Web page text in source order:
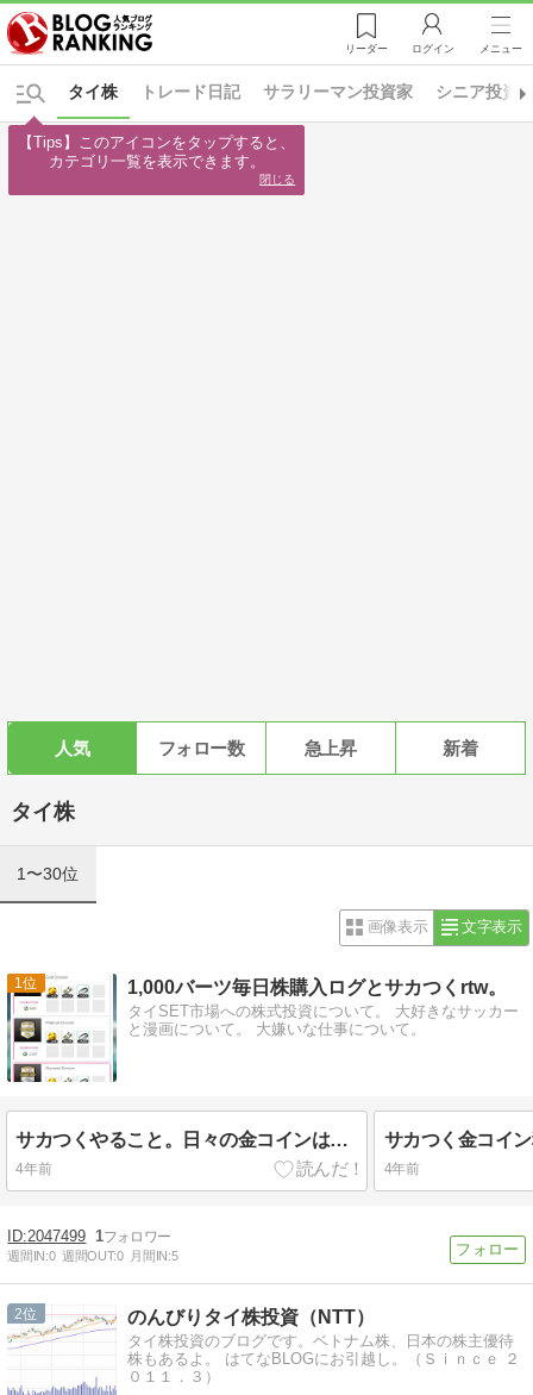
リーダー ログイン メニュー
トレード日記 サラリーマン投資家 シニア投資
タイ株
人気 フォロー数 急上昇 新着
タイ株
1〜30位
画像表示 文字表示
1 1,000バーツ毎日株購入ログとサカつくrtw。
タイSET市場への株式投資について。 大好きなサッカー
と漫画について。 大嫌いな仕事について。
サカつくやること。日々の金コインは〇〇を育てて売ると効率的
4年前 4年前
2047499 1
週間IN:0 週間OUT:0 月間IN:5
2 のんびりタイ株投資（NTT）
タイ株投資のブログです。ベトナム株、日本の株主優待
株もあるよ。 はてなBLOGにお引越し。（Ｓｉｎｃｅ ２
０１１．３）
【Tips】このアイコンをタップすると、
カテゴリ一覧を表示できます。
閉じる